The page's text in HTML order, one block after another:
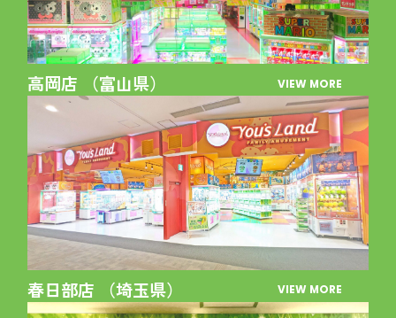
高岡店 （富山県） VIEW MORE
春日部店 （埼玉県） VIEW MORE